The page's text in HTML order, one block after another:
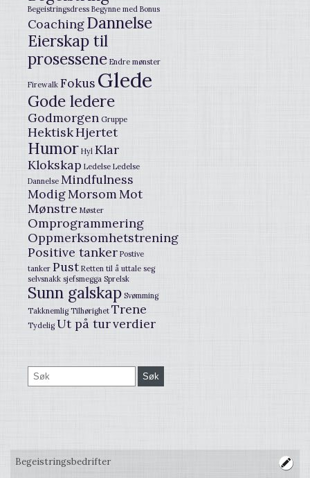
Begeistringsdress Begynne med Bonus
CoachingDannelse
Eierskap til
prosessene Endre mønster
Firewalk Fokus Glede
Gode ledere
Godmorgen Gruppe
HektiskHjertet
Humor Hyl Klar
Klokskap Ledelse Ledelse
Dannelse Mindfulness
ModigMorsomMot
Mønstre Møster
Omprogrammering
Oppmerksomhetstrening
Positive tanker Postive
tanker Pust Retten til å uttale seg
selvsnakk sjefsmegga Sprelsk
Sunn galskap Svømming
Takknemlig Tilhørighet Trene
Tydelig Ut på turverdier
Begeistringsbedrifter